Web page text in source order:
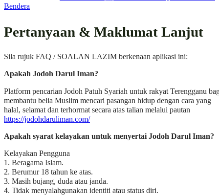
Bendera
Pertanyaan & Maklumat Lanjut
Sila rujuk FAQ / SOALAN LAZIM berkenaan aplikasi ini:
Apakah Jodoh Darul Iman?
Platform pencarian Jodoh Patuh Syariah untuk rakyat Terengganu
membantu belia Muslim mencari pasangan hidup dengan cara yang
halal, selamat dan terhormat secara atas talian melalui pautan
https://jodohdaruliman.com/
Apakah syarat kelayakan untuk menyertai Jodoh Darul Iman?
Kelayakan Pengguna
1. Beragama Islam.
2. Berumur 18 tahun ke atas.
3. Masih bujang, duda atau janda.
4. Tidak menyalahgunakan identiti atau status diri.